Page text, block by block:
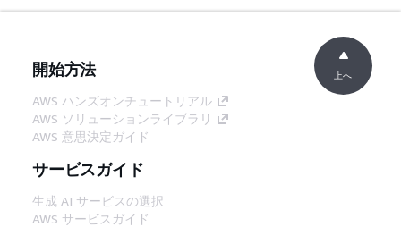
開始方法
AWS ハンズオンチュートリアル
AWS ソリューションライブラリ
AWS 意思決定ガイド
サービスガイド
生成 AI サービスの選択
AWS サービスガイド
上へ